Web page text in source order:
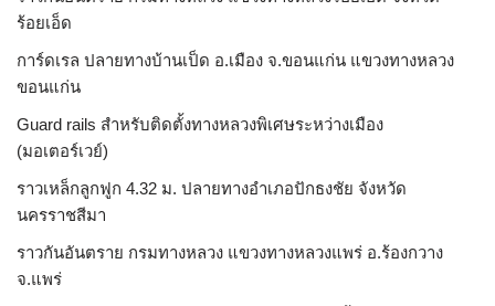
ร้อยเอ็ด
การ์ดเรล ปลายทางบ้านเป็ด อ.เมือง จ.ขอนแก่น แขวงทางหลวง
ขอนแก่น
Guard rails สำหรับติดตั้งทางหลวงพิเศษระหว่างเมือง
(มอเตอร์เวย์)
ราวเหล็กลูกฟูก 4.32 ม. ปลายทางอำเภอปักธงชัย จังหวัด
นครราชสีมา
ราวกันอันตราย กรมทางหลวง แขวงทางหลวงแพร่ อ.ร้องกวาง
จ.แพร่